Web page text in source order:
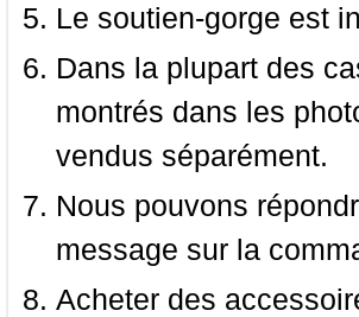
Le soutien-gorge est
Dans la plupart des
montrés dans les
vendus séparément.
Nous pouvons
message sur la
Acheter des